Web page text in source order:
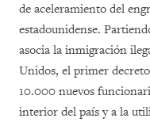
de aceleramiento del
estadounidense.
asocia la inmigración
Unidos, el primer
10.000 nuevos
interior del país y a la